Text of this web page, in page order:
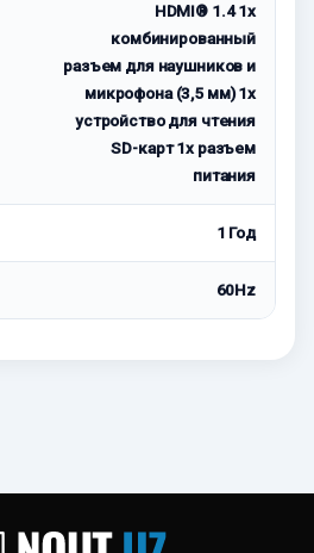
HDMI® 1.4 1x
комбинированный
разъем для наушников и
микрофона (3,5 мм) 1x
устройство для чтения
SD-карт 1x разъем
питания
1 Год
60Hz